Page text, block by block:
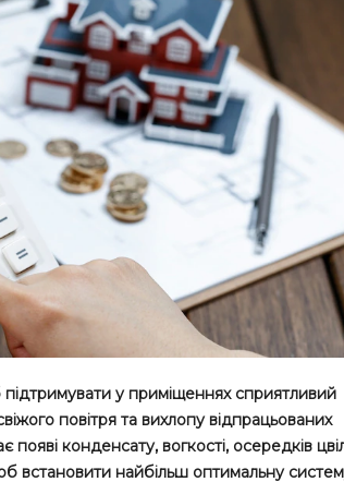
у приміщеннях сприятливий
повітря та вихлопу відпрацьованих
появі конденсату, вогкості, осередків
встановити найбільш оптимальну